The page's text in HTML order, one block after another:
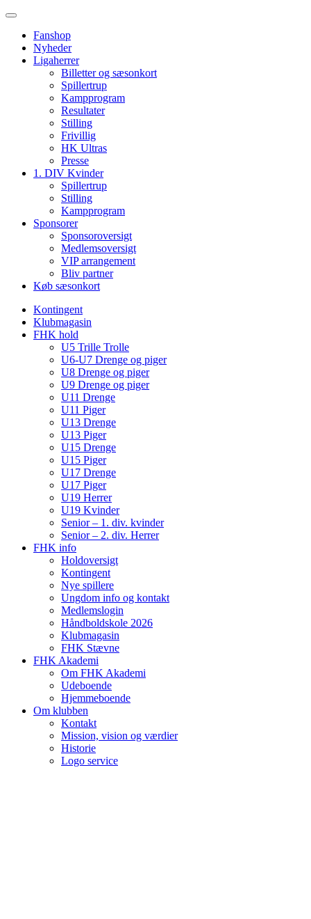
Fanshop
Nyheder
Ligaherrer
Billetter og sæsonkort
Spillertrup
Kampprogram
Resultater
Stilling
Frivillig
HK Ultras
Presse
1. DIV Kvinder
Spillertrup
Stilling
Kampprogram
Sponsorer
Sponsoroversigt
Medlemsoversigt
VIP arrangement
Bliv partner
Køb sæsonkort
Kontingent
Klubmagasin
FHK hold
U5 Trille Trolle
U6-U7 Drenge og piger
U8 Drenge og piger
U9 Drenge og piger
U11 Drenge
U11 Piger
U13 Drenge
U13 Piger
U15 Drenge
U15 Piger
U17 Drenge
U17 Piger
U19 Herrer
U19 Kvinder
Senior – 1. div. kvinder
Senior – 2. div. Herrer
FHK info
Holdoversigt
Kontingent
Nye spillere
Ungdom info og kontakt
Medlemslogin
Håndboldskole 2026
Klubmagasin
FHK Stævne
FHK Akademi
Om FHK Akademi
Udeboende
Hjemmeboende
Om klubben
Kontakt
Mission, vision og værdier
Historie
Logo service